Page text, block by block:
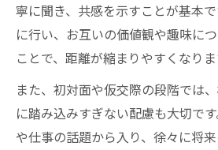
寧に聞き、共感を示すことが基本
に行い、お互いの価値観や趣味に
ことで、距離が縮まりやすくなりま
また、初対面や仮交際の段階では
に踏み込みすぎない配慮も大切で
や仕事の話題から入り、徐々に将